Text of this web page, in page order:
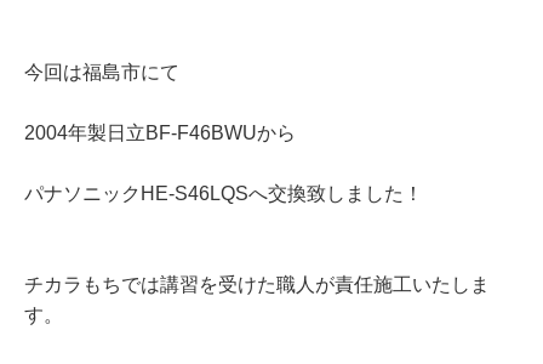
今回は福島市にて
2004年製日立BF-F46BWUから
パナソニックHE-S46LQSへ交換致しました！
チカラもちでは講習を受けた職人が責任施工いたしま
す。